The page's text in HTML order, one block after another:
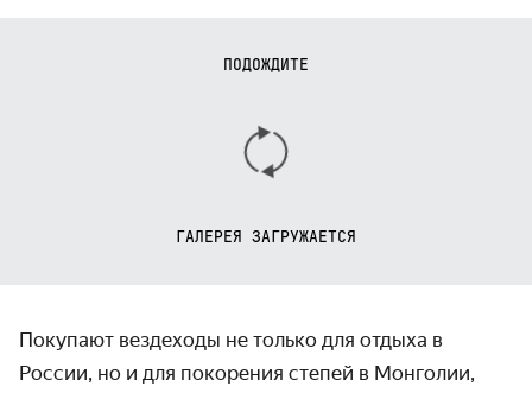
ПОДОЖДИТЕ
ГАЛЕРЕЯ ЗАГРУЖАЕТСЯ
Покупают вездеходы не только для отдыха в
России, но и для покорения степей в Монголии,